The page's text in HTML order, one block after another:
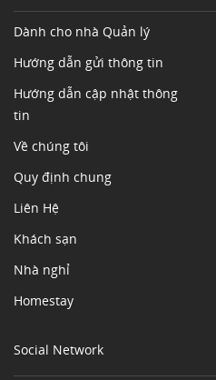
Dành cho nhà Quản lý
Hướng dẫn gửi thông tin
Hướng dẫn cập nhật thông
tin
Về chúng tôi
Quy định chung
Liên Hệ
Khách sạn
Nhà nghỉ
Homestay
Social Network